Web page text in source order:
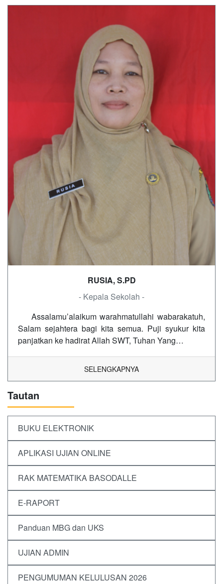
RUSIA, S.PD
- Kepala Sekolah -
Assalamu’alaikum warahmatullahi wabarakatuh,
Salam sejahtera bagi kita semua. Puji syukur kita
panjatkan ke hadirat Allah SWT, Tuhan Yang…
SELENGKAPNYA
Tautan
BUKU ELEKTRONIK
APLIKASI UJIAN ONLINE
RAK MATEMATIKA BASODALLE
E-RAPORT
Panduan MBG dan UKS
UJIAN ADMIN
PENGUMUMAN KELULUSAN 2026